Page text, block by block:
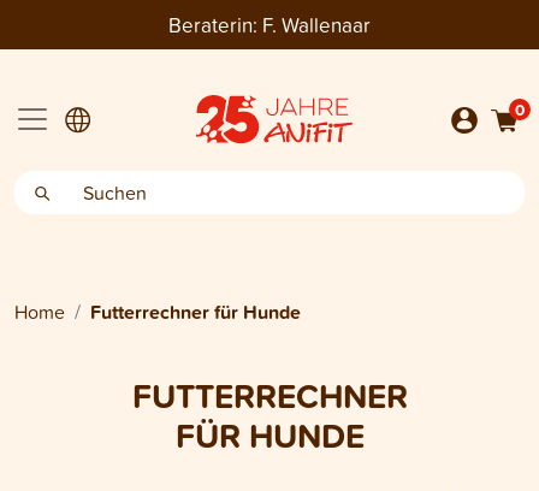
Beraterin: F. Wallenaar
0
Home Futterrechner für Hunde
FUTTERRECHNER
FÜR HUNDE